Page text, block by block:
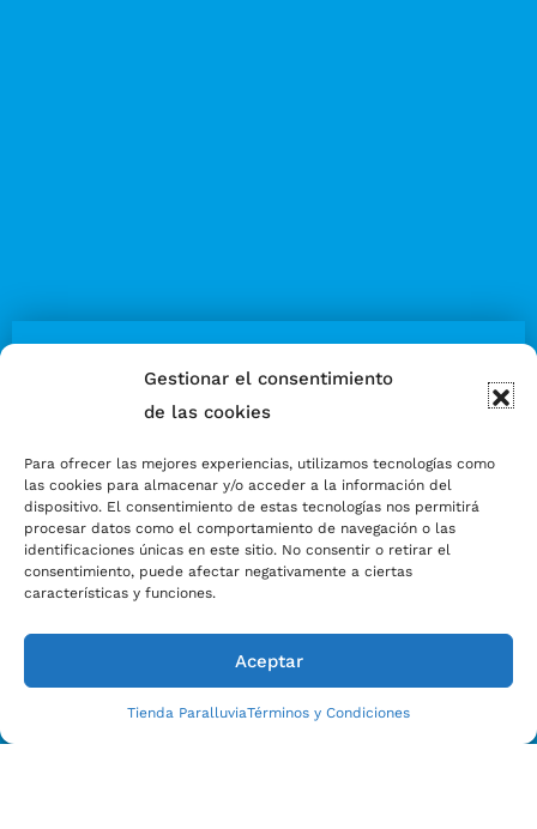
Gestionar el consentimiento
de las cookies
Para ofrecer las mejores experiencias, utilizamos tecnologías como
las cookies para almacenar y/o acceder a la información del
dispositivo. El consentimiento de estas tecnologías nos permitirá
procesar datos como el comportamiento de navegación o las
identificaciones únicas en este sitio. No consentir o retirar el
consentimiento, puede afectar negativamente a ciertas
características y funciones.
Aceptar
Tienda ParalluviaTérminos y Condiciones
Estamos Para Ayudarle
CONTACTO CON NOSOTROS HOY